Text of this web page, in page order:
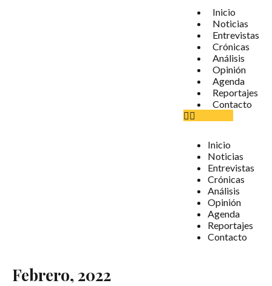
Inicio
Noticias
Entrevistas
Crónicas
Análisis
Opinión
Agenda
Reportajes
Contacto
Inicio
Noticias
Entrevistas
Crónicas
Análisis
Opinión
Agenda
Reportajes
Contacto
Febrero, 2022